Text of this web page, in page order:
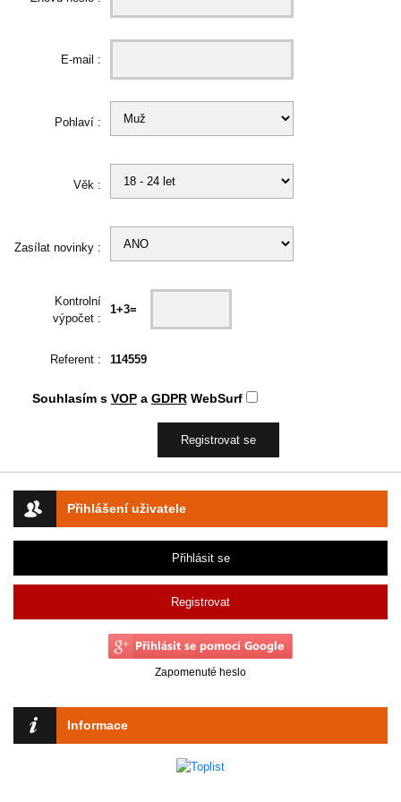
Přihlášení uživatele
Přihlásit se
Registrovat
Zapomenuté heslo
Informace
E-mail :
Pohlaví :
Věk :
Zasílat novinky :
Kontrolní
výpočet :
1+3=
Referent : 114559
Souhlasím s VOPa GDPRWebSurf